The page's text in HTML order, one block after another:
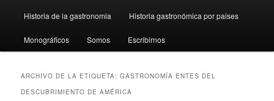
Historia de la gastronomia Historia gastronómica por paises
Monográficos Somos Escribirnos
ARCHIVO DE LA ETIQUETA:GASTRONOMÍA ENTES DEL
DESCUBRIMIENTO DE AMÉRICA